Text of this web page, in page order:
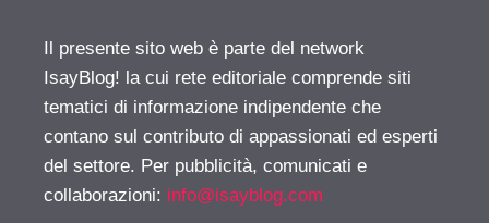
Il presente sito web è parte del network
IsayBlog! la cui rete editoriale comprende siti
tematici di informazione indipendente che
contano sul contributo di appassionati ed esperti
del settore. Per pubblicità, comunicati e
collaborazioni: info@isayblog.com